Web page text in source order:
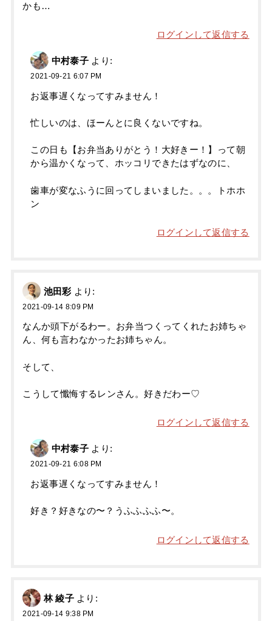
かも…
ログインして返信する
中村泰子 より:
2021-09-21 6:07 PM
お返事遅くなってすみません！
忙しいのは、ほーんとに良くないですね。
この日も【お弁当ありがとう！大好きー！】って朝
から温かくなって、ホッコリできたはずなのに、
歯車が変なふうに回ってしまいました。。。トホホ
ン
ログインして返信する
池田彩 より:
2021-09-14 8:09 PM
なんか頭下がるわー。お弁当つくってくれたお姉ちゃ
ん、何も言わなかったお姉ちゃん。
そして、
こうして懺悔するレンさん。好きだわー♡
ログインして返信する
中村泰子 より:
2021-09-21 6:08 PM
お返事遅くなってすみません！
好き？好きなの〜？うふふふふ〜。
ログインして返信する
林 綾子 より:
2021-09-14 9:38 PM